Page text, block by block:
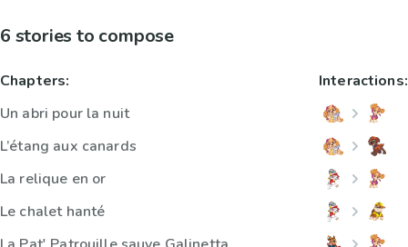
6 stories to compose
Chapters:
Un abri pour la nuit
L’étang aux canards
La relique en or
Le chalet hanté
Interactions: